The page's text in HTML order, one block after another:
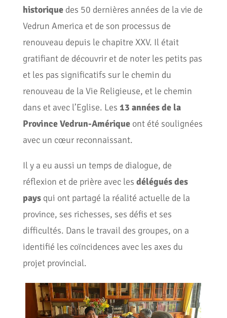
historiquedes 50 dernières années de la vie de
Vedrun America et de son processus de
renouveau depuis le chapitre XXV. Il était
gratifiant de découvrir et de noter les petits pas
et les pas significatifs sur le chemin du
renouveau de la Vie Religieuse, et le chemin
dans et avec l’Eglise. Les 13 années de la
Province Vedrun-Amériqueont été soulignées
avec un cœur reconnaissant.
Il y a eu aussi un temps de dialogue, de
réflexion et de prière avec les délégués des
paysqui ont partagé la réalité actuelle de la
province, ses richesses, ses défis et ses
difficultés. Dans le travail des groupes, on a
identifié les coïncidences avec les axes du
projet provincial.